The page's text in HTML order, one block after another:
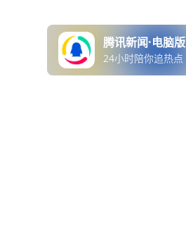
腾讯新闻·电脑版
24小时陪你追热点